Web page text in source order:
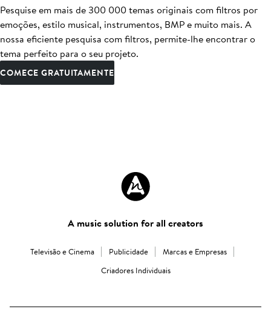
Pesquise em mais de 300 000 temas originais com filtros por
emoções, estilo musical, instrumentos, BMP e muito mais. A
nossa eficiente pesquisa com filtros, permite-lhe encontrar o
tema perfeito para o seu projeto.
COMECE GRATUITAMENTE
A music solution for all creators
Televisão e Cinema Publicidade
Marcas e Empresas
Criadores Individuais